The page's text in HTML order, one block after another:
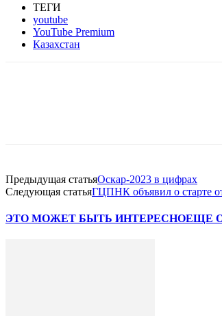
ТЕГИ
youtube
YouTube Premium
Казахстан
Предыдущая статьяОскар-2023 в цифрах
Следующая статьяГЦПНК объявил о старте
ЭТО МОЖЕТ БЫТЬ ИНТЕРЕСНОЕЩЕ